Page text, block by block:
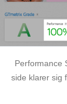
Performance
side klarer sig